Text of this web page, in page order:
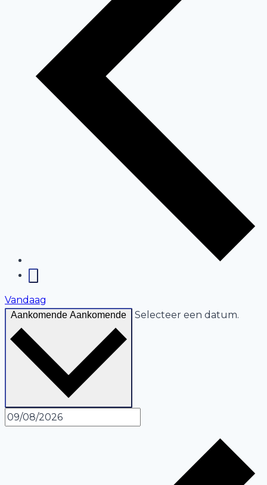
Vandaag
Aankomende Aankomende Selecteer een datum.